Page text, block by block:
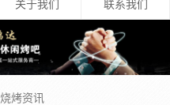
关于我们 联系我们
烧烤资讯